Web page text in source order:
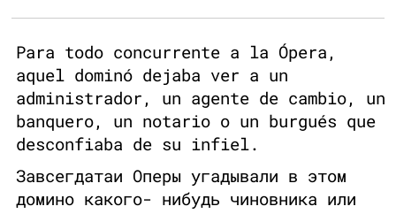
Para todo concurrente a la Ópera,
aquel dominó dejaba ver a un
administrador, un agente de cambio, un
banquero, un notario o un burgués que
desconfiaba de su infiel.
Завсегдатаи Оперы угадывали в этом
домино какого- нибудь чиновника или